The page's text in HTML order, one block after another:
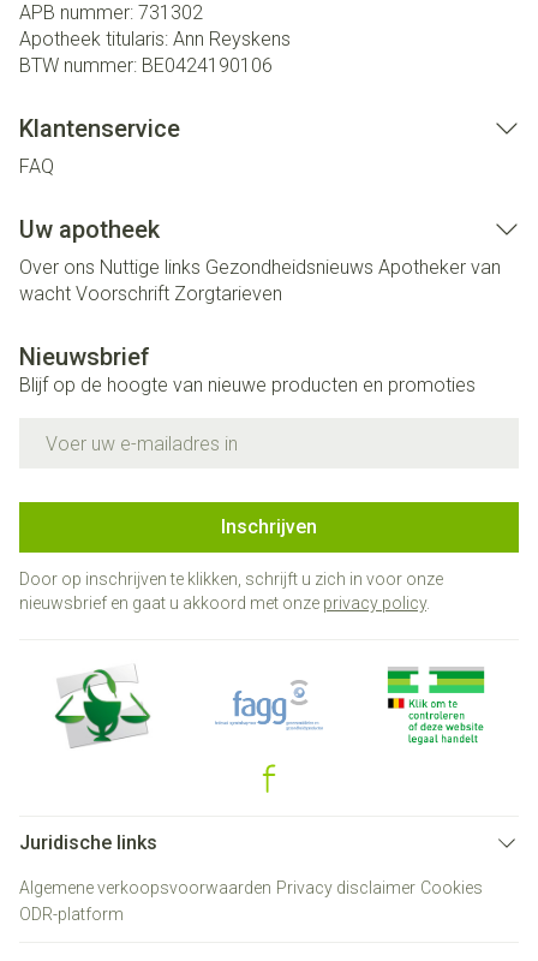
APB nummer: 731302
Apotheek titularis: Ann Reyskens
BTW nummer: BE0424190106
Klantenservice
FAQ
Uw apotheek
Over ons Nuttige links Gezondheidsnieuws Apotheker van
wacht Voorschrift Zorgtarieven
Nieuwsbrief
Blijf op de hoogte van nieuwe producten en promoties
Inschrijven
Door op inschrijven te klikken, schrijft u zich in voor onze
nieuwsbrief en gaat u akkoord met onze privacy policy.
Juridische links
Algemene verkoopsvoorwaarden Privacy disclaimer Cookies
ODR-platform